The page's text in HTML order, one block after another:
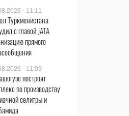
- 11:11
Туркменистана
с главой JATA
прямого
- 11:09
построят
по производству
селитры и